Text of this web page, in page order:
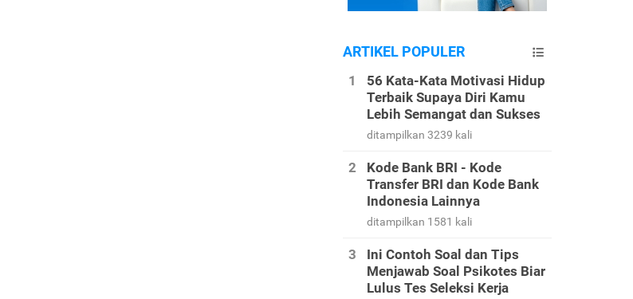
ARTIKEL POPULER
56 Kata-Kata Motivasi Hidup
Terbaik Supaya Diri Kamu
Lebih Semangat dan Sukses
ditampilkan 3239 kali
Kode Bank BRI - Kode
Transfer BRI dan Kode Bank
Indonesia Lainnya
ditampilkan 1581 kali
Ini Contoh Soal dan Tips
Menjawab Soal Psikotes Biar
Lulus Tes Seleksi Kerja